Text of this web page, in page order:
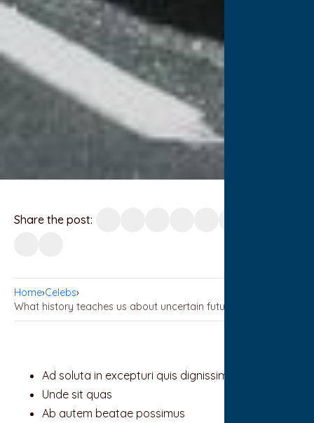
Share the post:
Home›Celebs›
What history teaches us about uncertain futures
Ad soluta in excepturi quis dignissimos
Unde sit quas
Ab autem beatae possimus